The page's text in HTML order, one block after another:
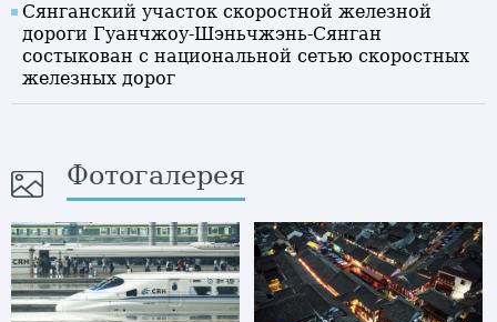
Сянганский участок скоростной железной
дороги Гуанчжоу-Шэньчжэнь-Сянган
состыкован с национальной сетью скоростных
железных дорог
Фотогалерея